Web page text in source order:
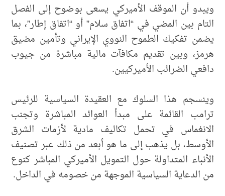
ويبدو أن الموقف الأميركي يسعى بوضوح إلى الفصل
التام بين المضي في “اتفاق سلام” أو “اتفاق إطار”، بما
يضمن تفكيك الطموح النووي الإيراني وتأمين مضيق
هرمز، وبين تقديم مكافآت مالية مباشرة من جيوب
دافعي الضرائب الأميركيين.
وينسجم هذا السلوك مع العقيدة السياسية للرئيس
ترامب القائمة على مبدأ العوائد المباشرة وتجنب
الانغماس في تحمل تكاليف مادية لأزمات الشرق
الأوسط، بل يذهب إلى ما هو أبعد من ذلك عبر تصنيف
الأنباء المتداولة حول التمويل الأميركي المباشر كنوع
من الدعاية السياسية الموجهة من خصومه في الداخل.